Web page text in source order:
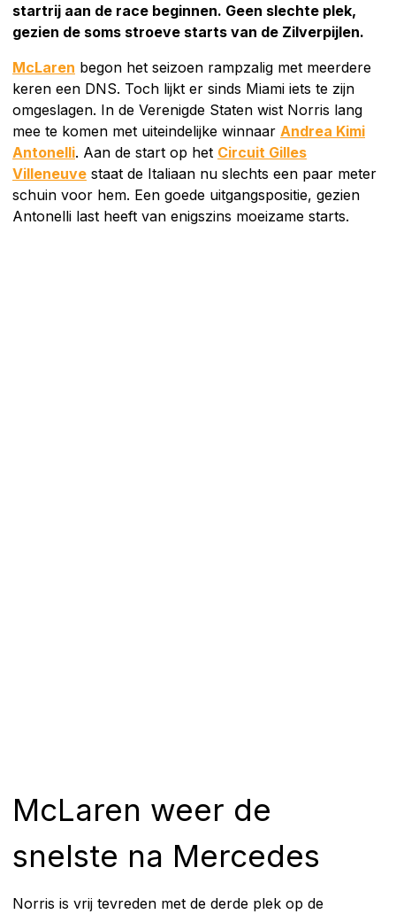
startrij aan de race beginnen. Geen slechte plek,
gezien de soms stroeve starts van de Zilverpijlen.
McLaren begon het seizoen rampzalig met meerdere
keren een DNS. Toch lijkt er sinds Miami iets te zijn
omgeslagen. In de Verenigde Staten wist Norris lang
mee te komen met uiteindelijke winnaar Andrea Kimi
Antonelli. Aan de start op het Circuit Gilles
Villeneuve staat de Italiaan nu slechts een paar meter
schuin voor hem. Een goede uitgangspositie, gezien
Antonelli last heeft van enigszins moeizame starts.
McLaren weer de
snelste na Mercedes
Norris is vrij tevreden met de derde plek op de